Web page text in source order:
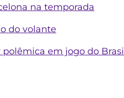
na temporada
do volante
em jogo do